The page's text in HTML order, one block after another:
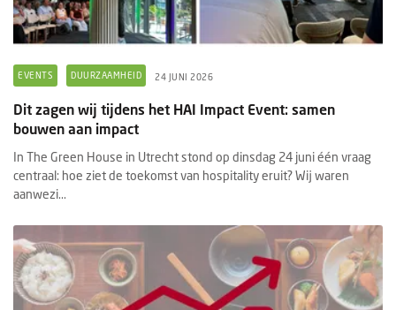
EVENTS DUURZAAMHEID 24 JUNI 2026
Dit zagen wij tijdens het HAI Impact Event: samen
bouwen aan impact
In The Green House in Utrecht stond op dinsdag 24 juni één vraag
centraal: hoe ziet de toekomst van hospitality eruit? Wij waren
aanwezi...